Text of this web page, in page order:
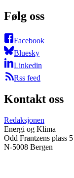
Følg oss
Facebook
Bluesky
Linkedin
Rss feed
Kontakt oss
Redaksjonen
Energi og Klima
Odd Frantzens plass 5
N-5008 Bergen